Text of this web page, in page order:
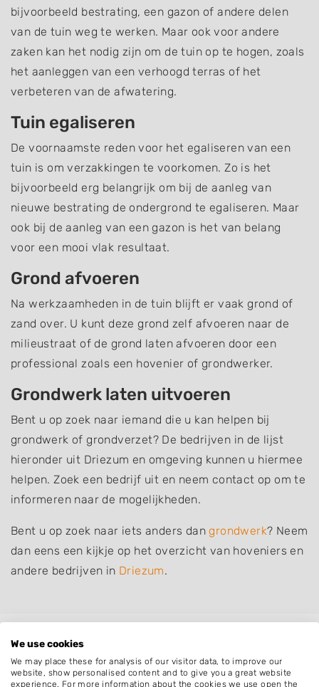
bijvoorbeeld bestrating, een gazon of andere delen
van de tuin weg te werken. Maar ook voor andere
zaken kan het nodig zijn om de tuin op te hogen, zoals
het aanleggen van een verhoogd terras of het
verbeteren van de afwatering.
Tuin egaliseren
De voornaamste reden voor het egaliseren van een
tuin is om verzakkingen te voorkomen. Zo is het
bijvoorbeeld erg belangrijk om bij de aanleg van
nieuwe bestrating de ondergrond te egaliseren. Maar
ook bij de aanleg van een gazon is het van belang
voor een mooi vlak resultaat.
Grond afvoeren
Na werkzaamheden in de tuin blijft er vaak grond of
zand over. U kunt deze grond zelf afvoeren naar de
milieustraat of de grond laten afvoeren door een
professional zoals een hovenier of grondwerker.
Grondwerk laten uitvoeren
Bent u op zoek naar iemand die u kan helpen bij
grondwerk of grondverzet? De bedrijven in de lijst
hieronder uit Driezum en omgeving kunnen u hiermee
helpen. Zoek een bedrijf uit en neem contact op om te
informeren naar de mogelijkheden.
Bent u op zoek naar iets anders dangrondwerk? Neem
dan eens een kijkje op het overzicht van hoveniers en
andere bedrijven in Driezum.
Plaatsen in de buurt
Wâlterswâld
We use cookies
We may place these for analysis of our visitor data, to improve our
website, show personalised content and to give you a great website
experience. For more information about the cookies we use open the